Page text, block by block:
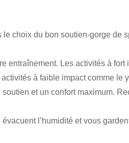
choix du bon soutien-gorge de
entraînement. Les activités à
à faible impact comme le
et un confort maximum.
l’humidité et vous